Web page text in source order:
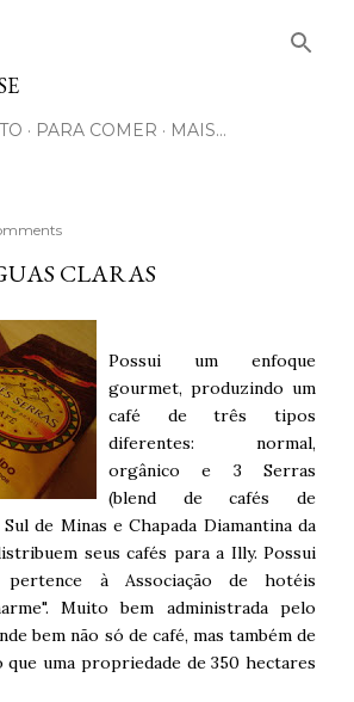
PARA COMER MAIS…
CLARAS
Possui um enfoque
gourmet, produzindo um
café de três tipos
diferentes: normal,
orgânico e 3 Serras
(blend de cafés de
de Minas e Chapada Diamantina da
seus cafés para a Illy. Possui
pertence à Associação de hotéis
Muito bem administrada pelo
bem não só de café, mas também de
uma propriedade de 350 hectares